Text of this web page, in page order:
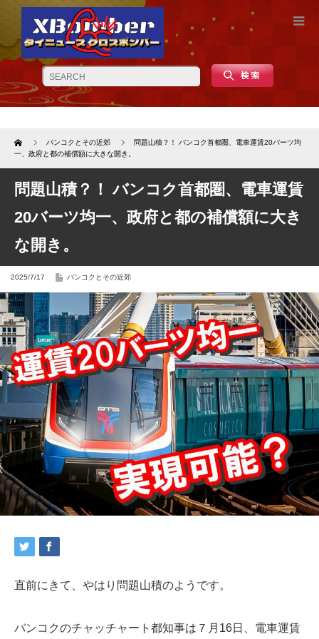
Home バンコクとその近郊
問題山積？！ バンコク首都圏、電車運賃20バーツ均
一、政府と都の補償額に大きな開き。
問題山積？！ バンコク首都圏、電車運賃
20バーツ均一、政府と都の補償額に大き
な開き。
2025/7/17 バンコクとその近郊
直前にきて、やはり問題山積のようです。
バンコクのチャッチャート都知事は７月16日、電車運賃